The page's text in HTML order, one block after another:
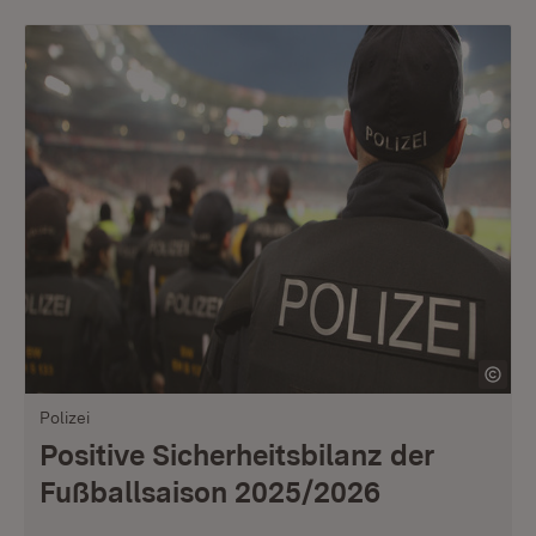
Polizei
Positive Sicherheitsbilanz der
Fußballsaison 2025/2026